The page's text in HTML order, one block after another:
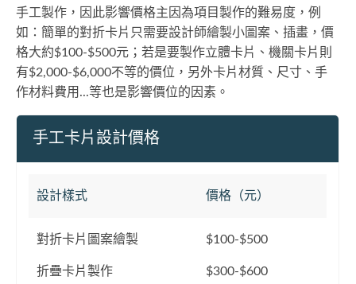
手工製作，因此影響價格主因為項目製作的難易度，例
如：簡單的對折卡片只需要設計師繪製小圖案、插畫，價
格大約$100-$500元；若是要製作立體卡片、機關卡片則
有$2,000-$6,000不等的價位，另外卡片材質、尺寸、手
作材料費用...等也是影響價位的因素。
手工卡片設計價格
設計樣式 價格（元）
對折卡片圖案繪製 $100-$500
折疊卡片製作 $300-$600